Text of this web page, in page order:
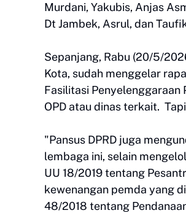
Murdani, Yakubis, Anjas
Dt Jambek, Asrul, dan
Sepanjang, Rabu (20/5/
Kota, sudah menggelar
Fasilitasi Penyelenggaraan
OPD atau dinas terkait.
"Pansus DPRD juga
lembaga ini, selain
UU 18/2019 tentang
kewenangan pemda yang
48/2018 tentang